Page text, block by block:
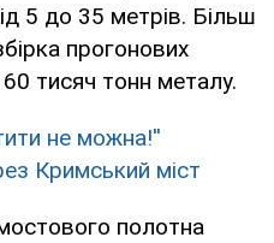
5 до 35 метрів. Більш
прогонових
тисяч тонн металу.
не можна!''
Кримський міст
полотна